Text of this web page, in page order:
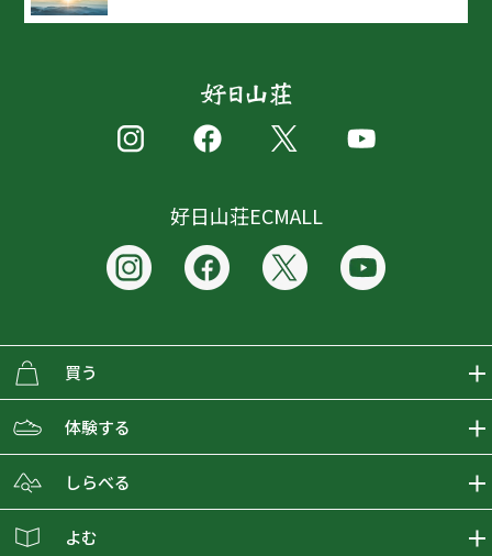
好日山荘ECMALL
買う
ECMALLの商品をさがす
取り扱いブランド一覧
体験する
おとな女子登山部
しらべる
登山レポート
よむ